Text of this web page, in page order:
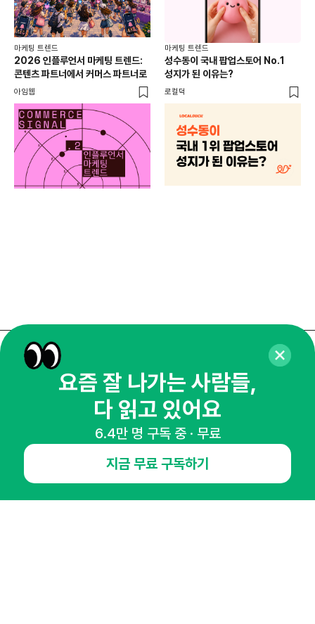
마케팅 트렌드
2026 인플루언서 마케팅 트렌드:
콘텐츠 파트너에서 커머스 파트너로
아임웹
마케팅 트렌드
성수동이 국내 팝업스토어 No.1
성지가 된 이유는?
로컬덕
매주 화요일 아침,
마케팅 감각을 깨워 드릴게요!
65,043명의 마케터를 성장시키는 뉴스레터
요즘 잘 나가는 사람들,
다 읽고 있어요
6.4만 명 구독 중 · 무료
지금 무료 구독하기